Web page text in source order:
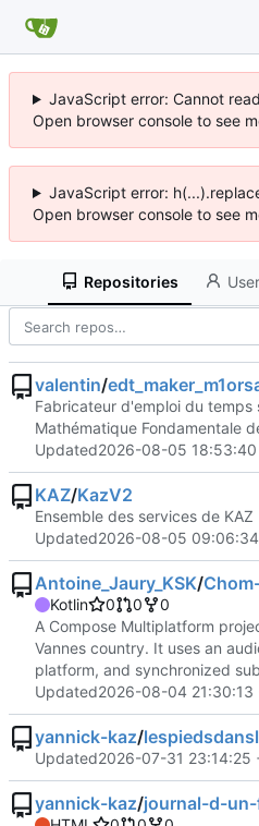
JavaScript error: Cannot
Open browser console to see
JavaScript error:
Open browser console to see
Repositories
valentin/
Fabricateur d'emploi du temps
Mathématique Fondamentale
Updated2026-08-05
KAZ/KazV2
Ensemble des services de KAZ
Updated2026-08-05
Antoine_Jaury_KSK/
Kotlin 0 0
0
A Compose Multiplatform
Vannes country. It uses an
platform, and synchronized
Updated2026-08-04 21:30:13
yannick-kaz/
Updated2026-07-31 23:14:25
yannick-kaz/journal-d-